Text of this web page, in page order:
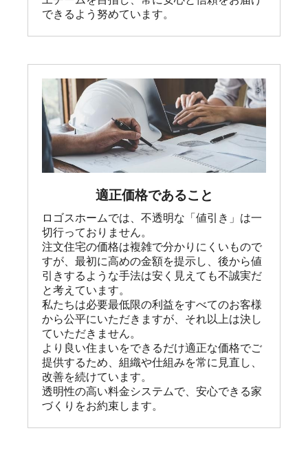
できるよう努めています。
適正価格であること
ロゴスホームでは、不透明な「値引き」は一
切行っておりません。
注文住宅の価格は複雑で分かりにくいもので
すが、最初に高めの金額を提示し、後から値
引きするような手法は安く見えても不誠実だ
と考えています。
私たちは必要最低限の利益をすべてのお客様
から公平にいただきますが、それ以上は決し
ていただきません。
より良い住まいをできるだけ適正な価格でご
提供するため、組織や仕組みを常に見直し、
改善を続けています。
透明性の高い料金システムで、安心できる家
づくりをお約束します。